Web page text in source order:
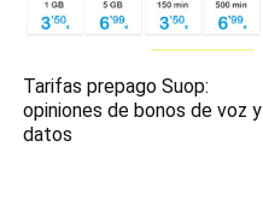
Tarifas prepago Suop:
opiniones de bonos de voz y
datos